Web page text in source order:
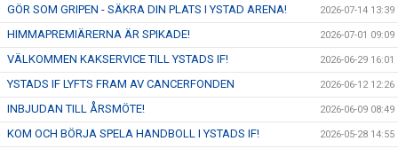
GÖR SOM GRIPEN - SÄKRA DIN PLATS I YSTAD ARENA! 2026-07-14 13:39
HIMMAPREMIÄRERNA ÄR SPIKADE! 2026-07-01 09:09
VÄLKOMMEN KAKSERVICE TILL YSTADS IF! 2026-06-29 16:01
YSTADS IF LYFTS FRAM AV CANCERFONDEN 2026-06-12 12:26
INBJUDAN TILL ÅRSMÖTE! 2026-06-09 08:49
KOM OCH BÖRJA SPELA HANDBOLL I YSTADS IF! 2026-05-28 14:55